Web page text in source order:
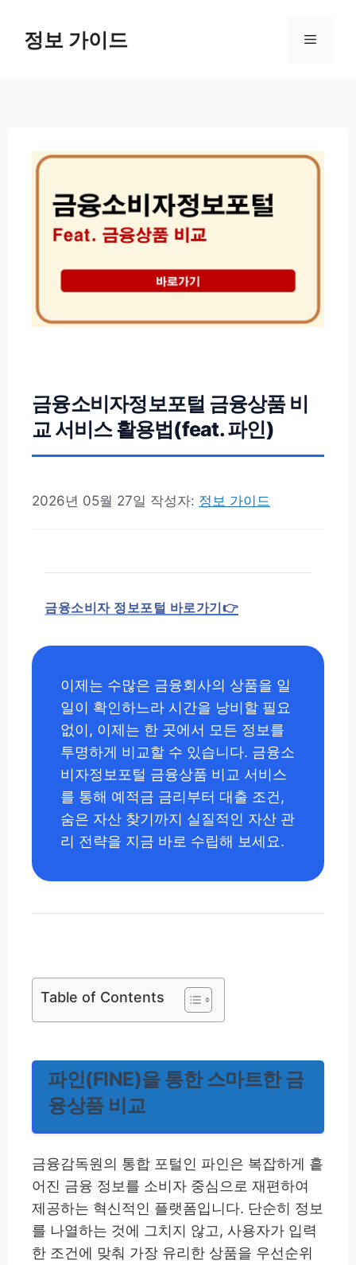
정보 가이드 메
금융소비자정보포털 금융상품 비
교 서비스 활용법(feat. 파인)
2026년 05월 27일 작성자: 정보 가이드
금융소비자 정보포털 바로가기👉
이제는 수많은 금융회사의 상품을 일
일이 확인하느라 시간을 낭비할 필요
없이, 이제는 한 곳에서 모든 정보를
투명하게 비교할 수 있습니다. 금융소
비자정보포털 금융상품 비교 서비스
를 통해 예적금 금리부터 대출 조건,
숨은 자산 찾기까지 실질적인 자산 관
리 전략을 지금 바로 수립해 보세요.
Table of Contents
파인(FINE)을 통한 스마트한 금
융상품 비교
금융감독원의 통합 포털인 파인은 복잡하게 흩
어진 금융 정보를 소비자 중심으로 재편하여
제공하는 혁신적인 플랫폼입니다. 단순히 정보
를 나열하는 것에 그치지 않고, 사용자가 입력
한 조건에 맞춰 가장 유리한 상품을 우선순위